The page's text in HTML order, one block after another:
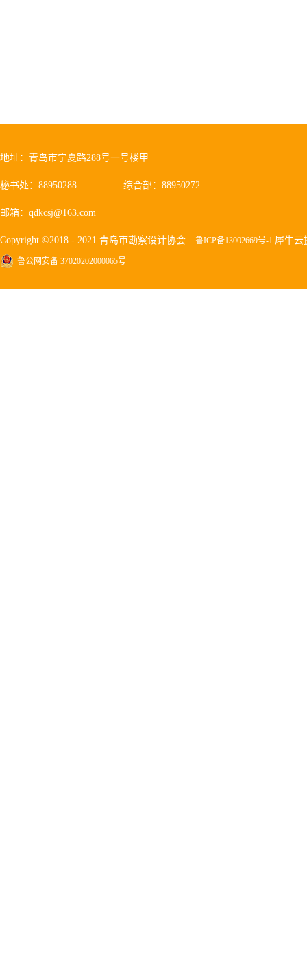
地址：青岛市宁夏路288号一号楼甲
秘书处：88950288 综合部：88950272
邮箱：qdkcsj@163.com
Copyright ©2018 - 2021 青岛市勘察设计协会 鲁ICP备13002669号-1 犀牛云
鲁公网安备 37020202000065号